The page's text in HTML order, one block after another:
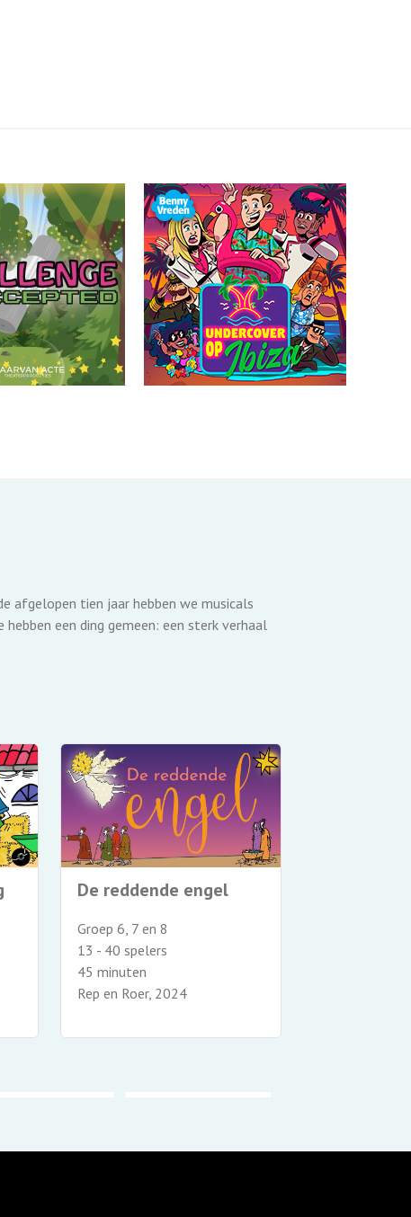
afgelopen tien jaar hebben we musicals
een ding gemeen: een sterk verhaal
De reddende engel
Groep 6, 7 en 8
13 - 40 spelers
45 minuten
Rep en Roer, 2024